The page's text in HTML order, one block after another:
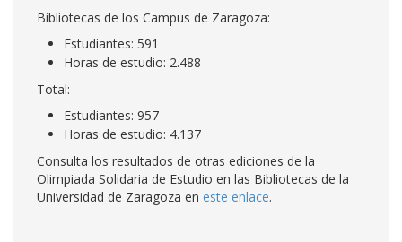
Bibliotecas de los Campus de Zaragoza:
Estudiantes: 591
Horas de estudio: 2.488
Total:
Estudiantes: 957
Horas de estudio: 4.137
Consulta los resultados de otras ediciones de la
Olimpiada Solidaria de Estudio en las Bibliotecas de la
Universidad de Zaragoza en este enlace.